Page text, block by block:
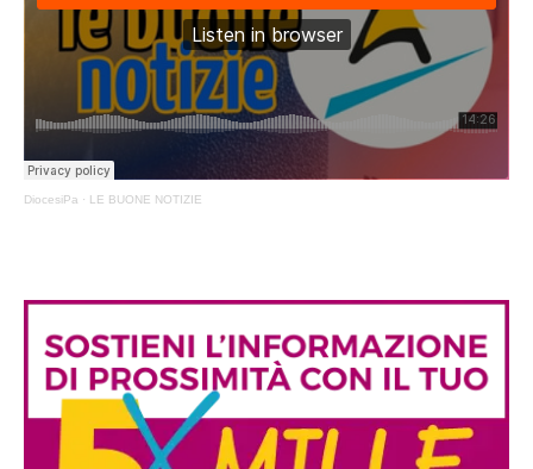
DiocesiPa · LE BUONE NOTIZIE